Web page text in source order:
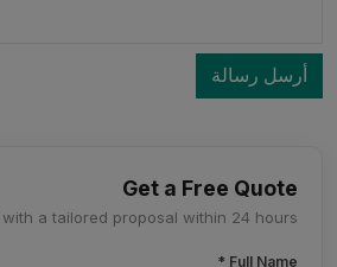
أرسل رسالة
Get a Free Quote
a tailored proposal within 24 hours.
Full Name *